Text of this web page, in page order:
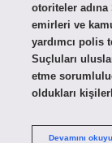
otoriteler
emirleri ve
yardımcı polis
Suçluları
etme
oldukları
Devamını